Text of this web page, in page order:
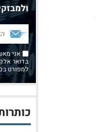
אני
בדואר
למפורט בסעיף 10